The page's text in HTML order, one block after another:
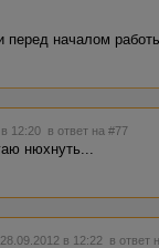
перед началом
12:20 в ответ на #77
нюхнуть...
в 12:22 в ответ